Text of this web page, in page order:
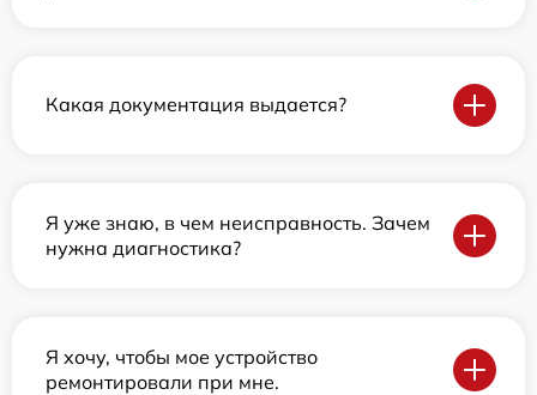
Какая документация выдается?
Я уже знаю, в чем неисправность. Зачем
нужна диагностика?
Я хочу, чтобы мое устройство
ремонтировали при мне.